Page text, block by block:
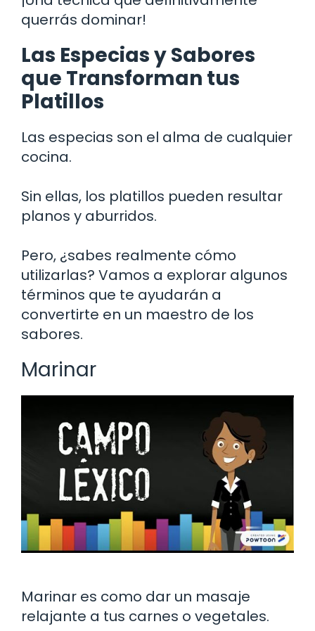
querrás dominar!
Las Especias y Sabores
que Transforman tus
Platillos
Las especias son el alma de cualquier
cocina.
Sin ellas, los platillos pueden resultar
planos y aburridos.
Pero, ¿sabes realmente cómo
utilizarlas? Vamos a explorar algunos
términos que te ayudarán a
convertirte en un maestro de los
sabores.
Marinar
Marinar es como dar un masaje
relajante a tus carnes o vegetales.